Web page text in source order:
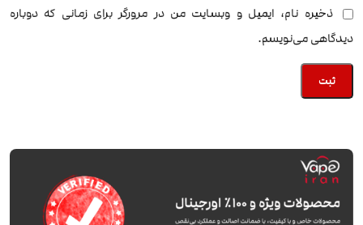
ذخیره نام، ایمیل و وبسایت من در مرورگر برای زمانی که دوباره
دیدگاهی می‌نویسم.